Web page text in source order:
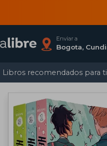
Enviar a
Libros recomendados para ti